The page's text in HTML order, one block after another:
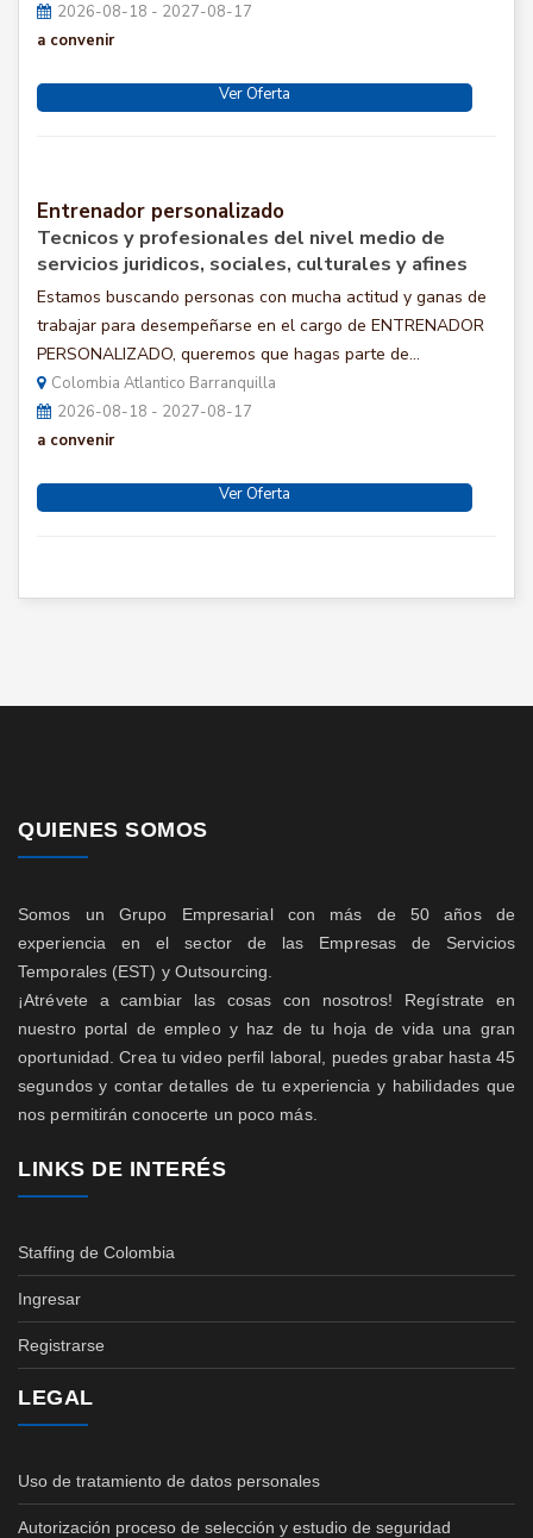
2026-08-18 - 2027-08-17
a convenir
Ver Oferta
Entrenador personalizado
Tecnicos y profesionales del nivel medio de
servicios juridicos, sociales, culturales y afines
Estamos buscando personas con mucha actitud y ganas de
trabajar para desempeñarse en el cargo de ENTRENADOR
PERSONALIZADO, queremos que hagas parte de...
Colombia Atlantico Barranquilla
2026-08-18 - 2027-08-17
a convenir
Ver Oferta
QUIENES SOMOS
Somos un Grupo Empresarial con más de 50 años de
experiencia en el sector de las Empresas de Servicios
Temporales (EST) y Outsourcing.
¡Atrévete a cambiar las cosas con nosotros! Regístrate en
nuestro portal de empleo y haz de tu hoja de vida una gran
oportunidad. Crea tu video perfil laboral, puedes grabar hasta 45
segundos y contar detalles de tu experiencia y habilidades que
nos permitirán conocerte un poco más.
LINKS DE INTERÉS
Staffing de Colombia
Ingresar
Registrarse
LEGAL
Uso de tratamiento de datos personales
Autorización proceso de selección y estudio de seguridad